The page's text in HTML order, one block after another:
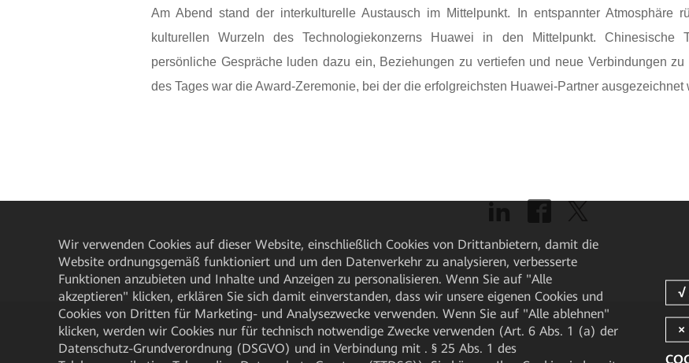
Am Abend stand der interkulturelle Austausch im Mittelpunkt. In entspannter Atmosphäre
kulturellen Wurzeln des Technologiekonzerns Huawei in den Mittelpunkt. Chinesische
persönliche Gespräche luden dazu ein, Beziehungen zu vertiefen und neue Verbindungen
des Tages war die Award-Zeremonie, bei der die erfolgreichsten Huawei-Partner ausgezeichnet
Wir verwenden Cookies auf dieser Website, einschließlich Cookies von Drittanbietern, damit die
Website ordnungsgemäß funktioniert und um den Datenverkehr zu analysieren, verbesserte
Funktionen anzubieten und Inhalte und Anzeigen zu personalisieren. Wenn Sie auf "Alle
akzeptieren" klicken, erklären Sie sich damit einverstanden, dass wir unsere eigenen Cookies und
Cookies von Dritten für Marketing- und Analysezwecke verwenden. Wenn Sie auf "Alle ablehnen"
klicken, werden wir Cookies nur für technisch notwendige Zwecke verwenden (Art. 6 Abs. 1 (a) der
Datenschutz-Grundverordnung (DSGVO) und in Verbindung mit . § 25 Abs. 1 des